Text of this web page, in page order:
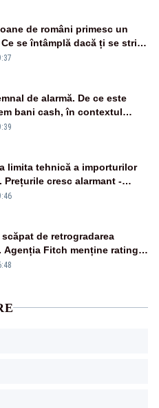
de români primesc un
se întâmplă dacă ți se strică
de alarmă. De ce este
bani cash, în contextul
limita tehnică a importurilor
Prețurile cresc alarmant -
Plus
scăpat de retrogradarea
Agenția Fitch menține ratingul
negativă